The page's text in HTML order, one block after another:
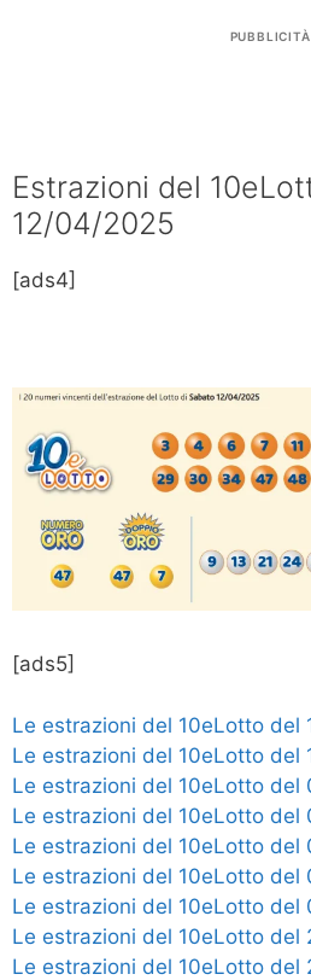
PUBBLICITÀ
Estrazioni del
12/04/2025
[ads4]
[ads5]
Le estrazioni del 10eLotto del
Le estrazioni del 10eLotto del
Le estrazioni del 10eLotto del
Le estrazioni del 10eLotto del
Le estrazioni del 10eLotto
Le estrazioni del 10eLotto
Le estrazioni del 10eLotto del
Le estrazioni del 10eLotto del
Le estrazioni del 10eLotto del